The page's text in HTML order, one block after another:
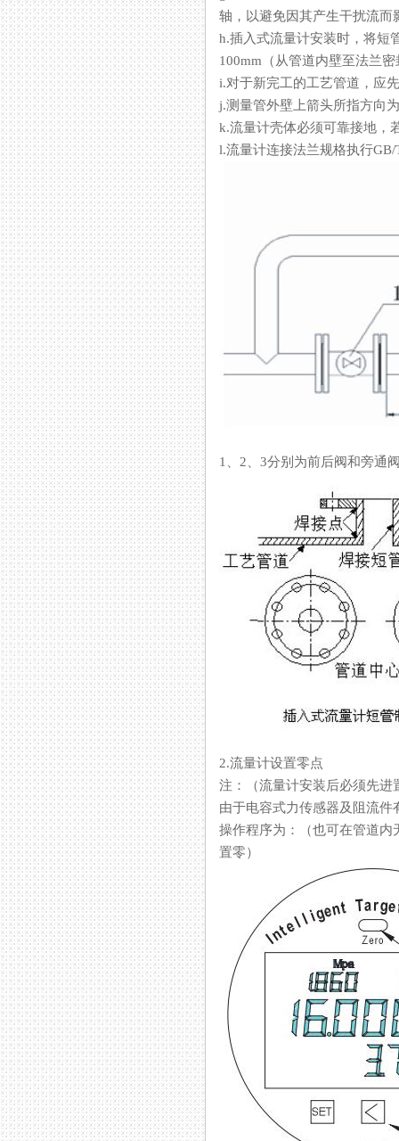
轴，以避免因其产生干扰流而
h.插入式流量计安装时，将
100mm（从管道内壁至法兰密
i.对于新完工的工艺管道，应
j.测量管外壁上箭头所指方向为被
k.流量计壳体必须可靠接地，
l.流量计连接法兰规格执行GB/T
1、2、3分别为前后阀和旁
2.流量计设置零点
注：（流量计安装后必须先
由于电容式力传感器及阻流件有
操作程序为：（也可在管道
置零）